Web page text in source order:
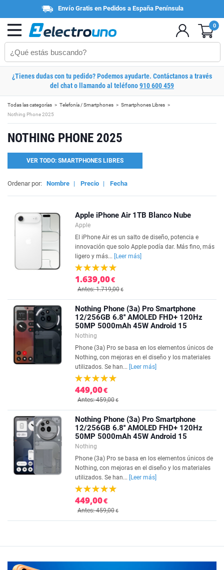
Envío Gratis en Pedidos a España Península
0
¿Tienes dudas con tu pedido? Podemos ayudarte. Contáctanos a través
del chat o llamando al teléfono910 600 459
Todas las categorías Telefonía / Smartphones
Smartphones Libres
Nothing Phone 2025
NOTHING PHONE 2025
VER TODO: SMARTPHONES LIBRES
Ordenar por: Nombre | Precio | Fecha
Apple iPhone Air 1TB Blanco Nube
Apple
El iPhone Air es un salto de diseño, potencia e
innovación que solo Apple podía dar. Más fino, más
ligero y más...
[Leer más]
1.639,00€
Antes: 1.719,00€
Nothing Phone (3a) Pro Smartphone
12/256GB 6.8'' AMOLED FHD+ 120Hz
50MP 5000mAh 45W Android 15
Nothing
Phone (3a) Pro se basa en los elementos únicos de
Nothing, con mejoras en el diseño y los materiales
utilizados. Se han...
[Leer más]
449,00€
Antes: 459,00€
Nothing Phone (3a) Pro Smartphone
12/256GB 6.8'' AMOLED FHD+ 120Hz
50MP 5000mAh 45W Android 15
Nothing
Phone (3a) Pro se basa en los elementos únicos de
Nothing, con mejoras en el diseño y los materiales
utilizados. Se han...
[Leer más]
449,00€
Antes: 459,00€